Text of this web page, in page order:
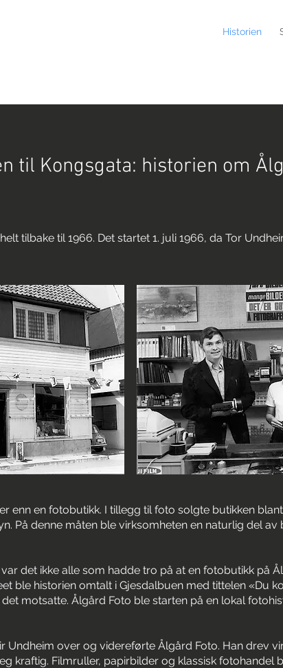
Historien
til Kongsgata: historien om
tilbake til 1966. Det startet 1. juli 1966, da Tor
enn en fotobutikk. I tillegg til foto solgte butikken
På denne måten ble virksomheten en naturlig del av
det ikke alle som hadde tro på at en fotobutikk på
ble historien omtalt i Gjesdalbuen med tittelen «Du
motsatte. Ålgård Foto ble starten på en lokal
Undheim over og videreførte Ålgård Foto. Han drev
kraftig. Filmruller, papirbilder og klassisk fotohandel